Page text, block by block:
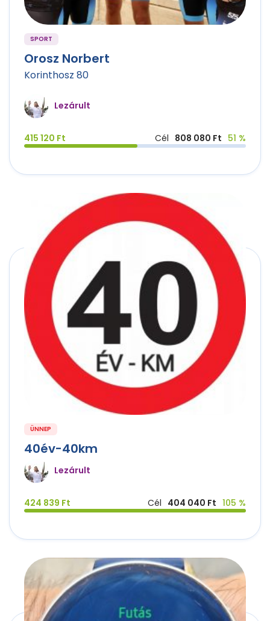
SPORT
Orosz Norbert
Korinthosz 80
Lezárult
415 120 Ft Cél 808 080 Ft 51 %
ÜNNEP
40év-40km
Lezárult
424 839 Ft Cél 404 040 Ft 105 %